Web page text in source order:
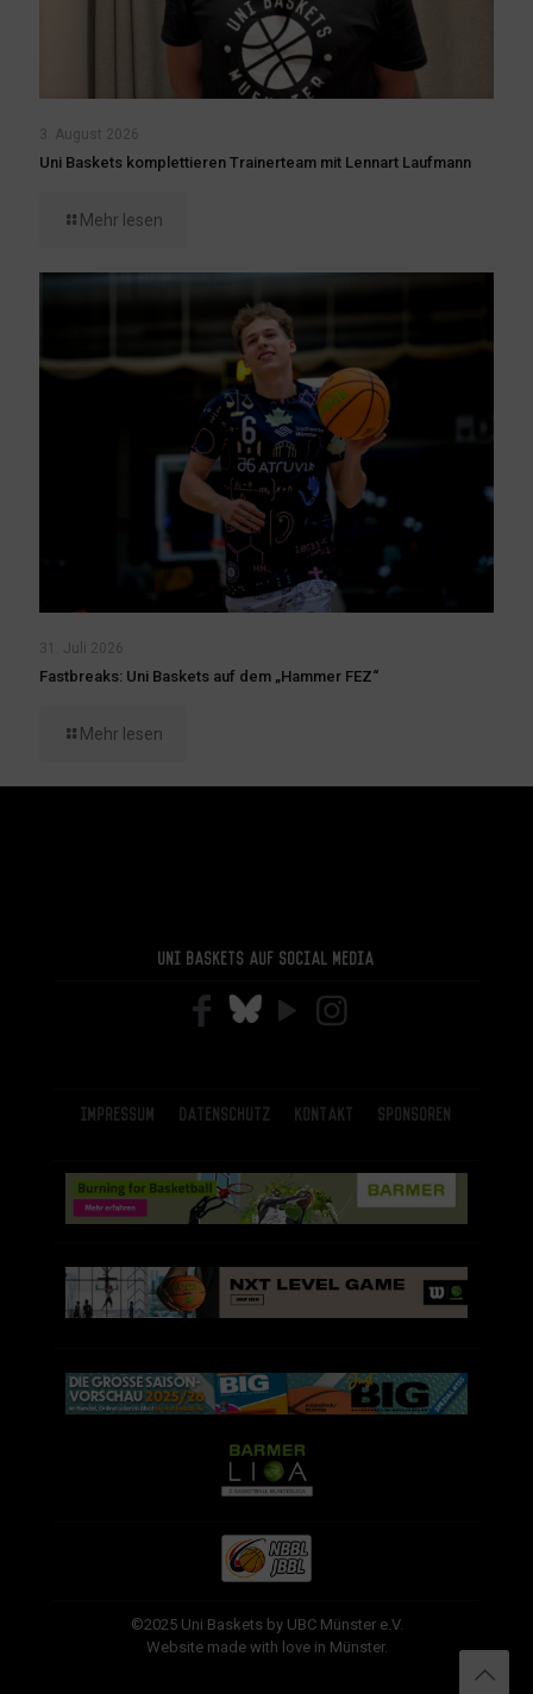
3. August 2026
Uni Baskets komplettieren Trainerteam mit Lennart Laufmann
Mehr lesen
31. Juli 2026
Fastbreaks: Uni Baskets auf dem „Hammer FEZ“
Mehr lesen
Uni Baskets auf Social Media
Impressum Datenschutz Kontakt Sponsoren
©2025 Uni Baskets by UBC Münster e.V.
Website made with love in Münster.